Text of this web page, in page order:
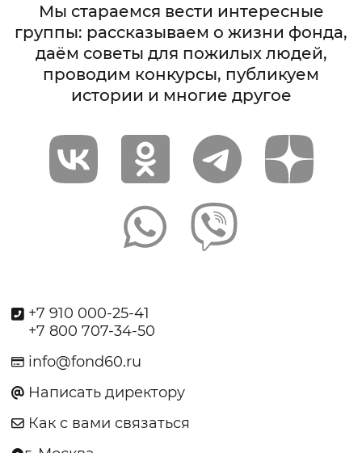
Мы стараемся вести интересные
группы: рассказываем о жизни фонда,
даём советы для пожилых людей,
проводим конкурсы, публикуем
истории и многие другое
+7 910 000-25-41
+7 800 707-34-50
info@fond60.ru
Написать директору
Как с вами связаться